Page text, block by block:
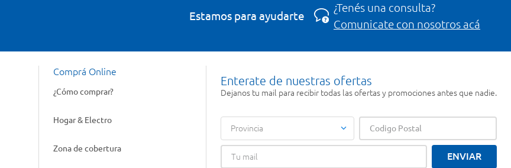
Estamos para ayudarte
¿Tenés una consulta?
Comunicate con nosotros acá
Comprá Online
¿Cómo comprar?
Hogar & Electro
Zona de cobertura
Enterate de nuestras ofertas
Dejanos tu mail para recibir todas las ofertas y promociones antes que nadie.
Provincia
ENVIAR